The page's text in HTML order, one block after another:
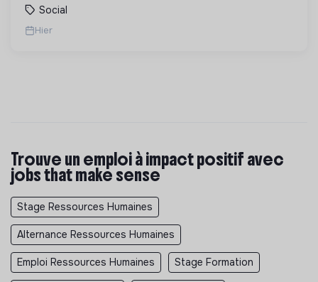
Social
Hier
Trouve un emploi à impact positif avec
jobs that make sense
Stage Ressources Humaines
Alternance Ressources Humaines
Emploi Ressources Humaines Stage Formation